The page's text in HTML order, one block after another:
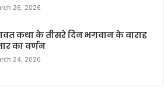
26, 2026
कथा के तीसरे दिन भगवान के वाराह
का वर्णन
24, 2026